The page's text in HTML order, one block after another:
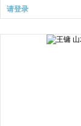
请登录